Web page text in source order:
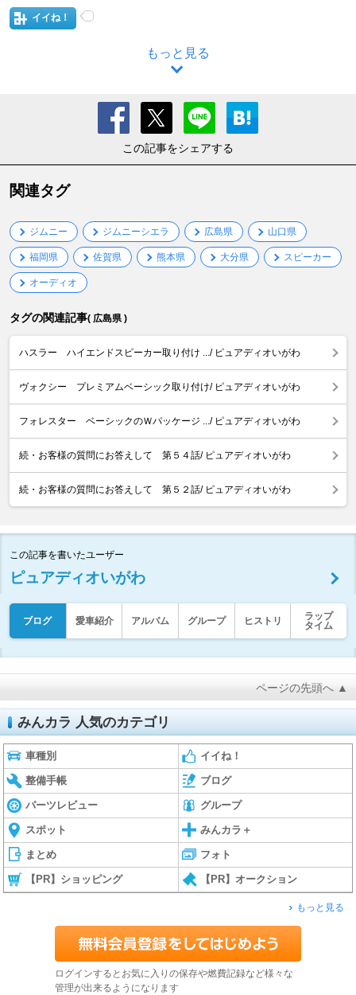
イイね！
もっと見る
この記事をシェアする
関連タグ
ジムニー ジムニーシエラ 広島県 山口県
福岡県 佐賀県 熊本県 大分県 スピーカー
オーディオ
タグの関連記事( 広島県 )
ハスラー ハイエンドスピーカー取り付け .../ ピュアディオいがわ
ヴォクシー プレミアムベーシック取り付け/ ピュアディオいがわ
フォレスター ベーシックのＷパッケージ .../ ピュアディオいがわ
続・お客様の質問にお答えして 第５４話/ ピュアディオいがわ
続・お客様の質問にお答えして 第５２話/ ピュアディオいがわ
この記事を書いたユーザー
ピュアディオいがわ
ブログ 愛車紹介 アルバム グループ ヒストリ
ラップ
タイム
ページの先頭へ ▲
みんカラ 人気のカテゴリ
車種別 イイね！
整備手帳 ブログ
パーツレビュー グループ
スポット みんカラ＋
まとめ フォト
【PR】ショッピング 【PR】オークション
もっと見る
ログインするとお気に入りの保存や燃費記録など様々な
管理が出来るようになります